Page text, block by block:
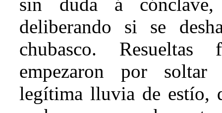
sin duda á
deliberando si se
chubasco.
empezaron por soltar
legítima lluvia de estío,